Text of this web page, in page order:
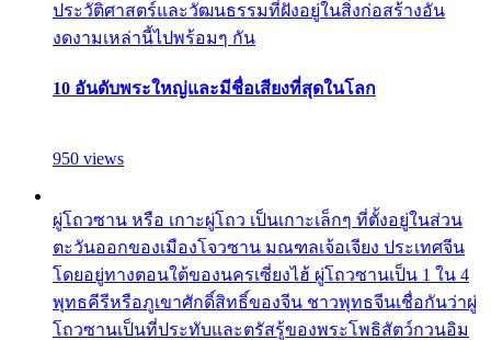
ประวัติศาสตร์และวัฒนธรรมที่ฝังอยู่ในสิ่งก่อสร้างอัน
งดงามเหล่านี้ไปพร้อมๆ กัน
10 อันดับพระใหญ่และมีชื่อเสียงที่สุดในโลก
950 views
ผู่โถวซาน หรือ เกาะผู่โถว เป็นเกาะเล็กๆ ที่ตั้งอยู่ในส่วน
ตะวันออกของเมืองโจวซาน มณฑลเจ้อเจียง ประเทศจีน
โดยอยู่ทางตอนใต้ของนครเซี่ยงไฮ้ ผู่โถวซานเป็น 1 ใน 4
พุทธคีรีหรือภูเขาศักดิ์สิทธิ์ของจีน ชาวพุทธจีนเชื่อกันว่าผู่
โถวซานเป็นที่ประทับและตรัสรู้ของพระโพธิสัตว์กวนอิม